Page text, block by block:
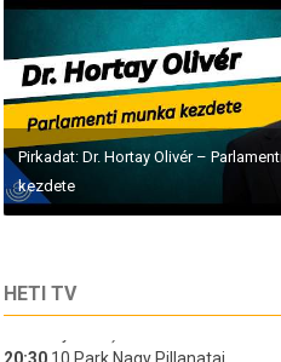
Pirkadat: Dr. Hortay Olivér –
kezdete
HETI TV